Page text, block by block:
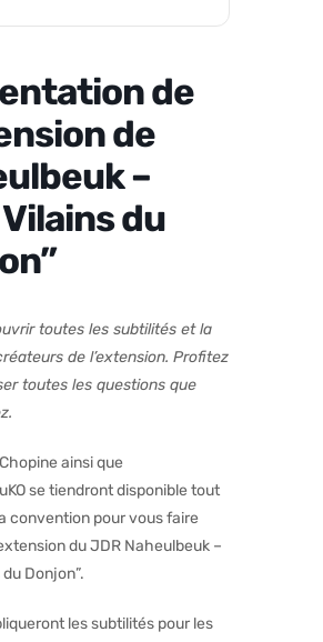
de
de
–
du
toutes les subtilités et la
de l’extension. Profitez
toutes les questions que
ainsi que
se tiendront disponible tout
convention pour vous faire
du JDR Naheulbeuk –
Donjon”.
les subtilités pour les